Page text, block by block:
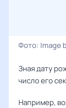
Фото: Image
Зная дату
число его
Например,